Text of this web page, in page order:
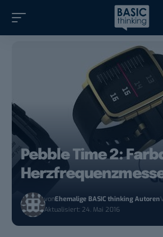
Pebble Time 2:
vonEhemalige BASIC thinking Autoren
Aktualisiert: 24. Mai 2016